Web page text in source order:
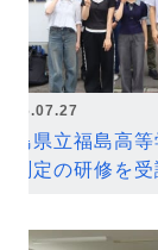
2026.07.27
福島県立福島高
ン測定の研修を